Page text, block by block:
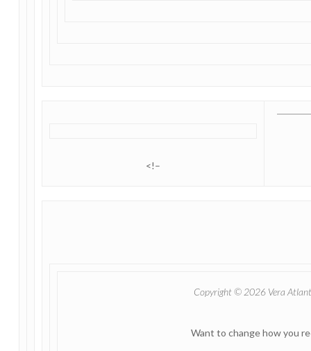
<!–
Copyright © 2026 Vera
Want to change how you